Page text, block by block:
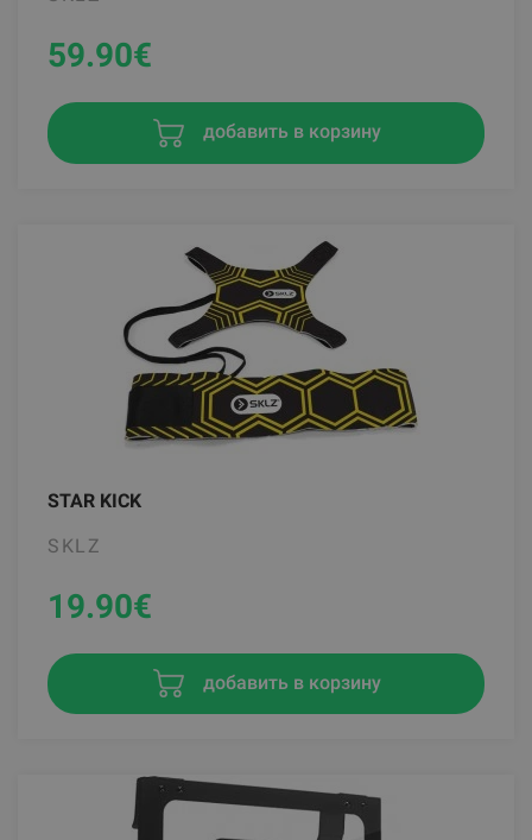
59.90€
добавить в корзину
STAR KICK
SKLZ
19.90€
добавить в корзину